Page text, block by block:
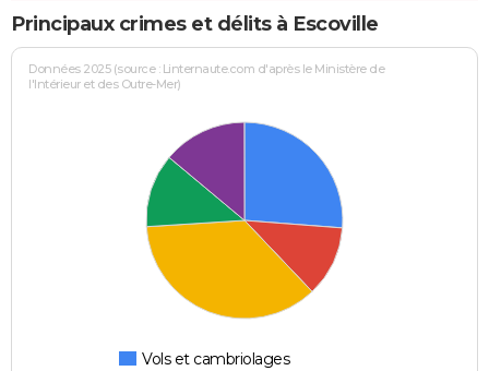
Principaux crimes et délits à Escoville
Données 2025 (source : Linternaute.com d'après le Ministère de
l'Intérieur et des Outre-Mer)
Vols et cambriolages